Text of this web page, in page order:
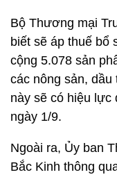
Bộ Thương mại
biết sẽ áp thuế bổ
cộng 5.078 sản
các nông sản, dầu
này sẽ có hiệu lực
ngày 1/9.
Ngoài ra, Ủy ban
Bắc Kinh thông